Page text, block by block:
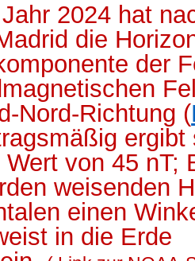
2024 hat
die
der
Nord-Richtung (
ergibt
Wert von 45 nT;
weisenden
einen
in die Erde